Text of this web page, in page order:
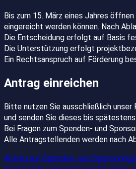
Bis zum 15. März eines Jahres
eingereicht werden können. Nach
Die Entscheidung erfolgt auf Basis
Die Unterstützung erfolgt
Ein Rechtsanspruch auf Förderung
Antrag einreichen
Bitte nutzen Sie ausschließlich unser
und senden Sie dieses bis
Bei Fragen zum Spenden- und
Alle Antragstellenden werden nach
Antrag auf Spenden- und